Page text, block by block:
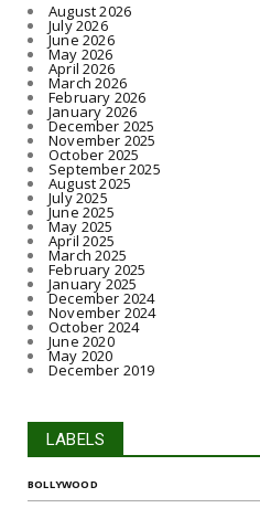
August 2026
July 2026
June 2026
May 2026
April 2026
March 2026
February 2026
January 2026
December 2025
November 2025
October 2025
September 2025
August 2025
July 2025
June 2025
May 2025
April 2025
March 2025
February 2025
January 2025
December 2024
November 2024
October 2024
June 2020
May 2020
December 2019
LABELS
BOLLYWOOD